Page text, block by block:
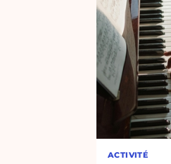
ACTIVITÉ